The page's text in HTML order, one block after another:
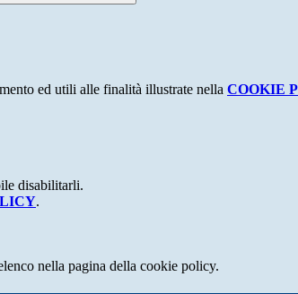
ed utili alle finalità illustrate nella COOKIE
disabilitarli.
.
nella pagina della cookie policy.